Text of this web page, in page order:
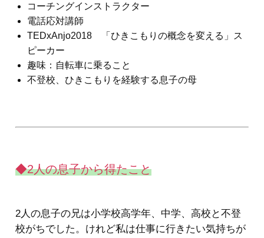
コーチングインストラクター
電話応対講師
TEDxAnjo2018 「ひきこもりの概念を変える」ス
ピーカー
趣味：自転車に乗ること
不登校、ひきこもりを経験する息子の母
◆2人の息子から得たこと
2人の息子の兄は小学校高学年、中学、高校と不登
校がちでした。けれど私は仕事に行きたい気持ちが